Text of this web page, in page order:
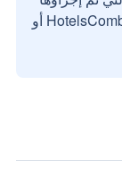
بواسطة مستخدمين حقيقيين مع HotelsCombined أو